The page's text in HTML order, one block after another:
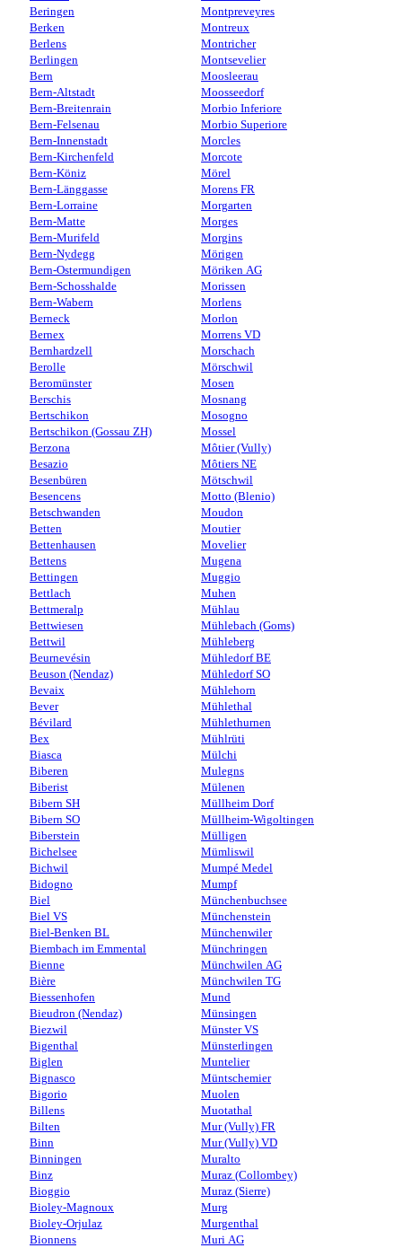
Beringen
Berken
Berlens
Berlingen
Bern
Bern-Altstadt
Bern-Breitenrain
Bern-Felsenau
Bern-Innenstadt
Bern-Kirchenfeld
Bern-Köniz
Bern-Länggasse
Bern-Lorraine
Bern-Matte
Bern-Murifeld
Bern-Nydegg
Bern-Ostermundigen
Bern-Schosshalde
Bern-Wabern
Berneck
Bernex
Bernhardzell
Berolle
Beromünster
Berschis
Bertschikon
Bertschikon (Gossau ZH)
Berzona
Besazio
Besenbüren
Besencens
Betschwanden
Betten
Bettenhausen
Bettens
Bettingen
Bettlach
Bettmeralp
Bettwiesen
Bettwil
Beurnevésin
Beuson (Nendaz)
Bevaix
Bever
Bévilard
Bex
Biasca
Biberen
Biberist
Bibern SH
Bibern SO
Biberstein
Bichelsee
Bichwil
Bidogno
Biel
Biel VS
Biel-Benken BL
Biembach im Emmental
Bienne
Bière
Biessenhofen
Bieudron (Nendaz)
Biezwil
Bigenthal
Biglen
Bignasco
Bigorio
Billens
Bilten
Binn
Binningen
Binz
Bioggio
Bioley-Magnoux
Bioley-Orjulaz
Bionnens
Montpreveyres
Montreux
Montricher
Montsevelier
Moosleerau
Moosseedorf
Morbio Inferiore
Morbio Superiore
Morcles
Morcote
Mörel
Morens FR
Morgarten
Morges
Morgins
Mörigen
Möriken AG
Morissen
Morlens
Morlon
Morrens VD
Morschach
Mörschwil
Mosen
Mosnang
Mosogno
Mossel
Môtier (Vully)
Môtiers NE
Mötschwil
Motto (Blenio)
Moudon
Moutier
Movelier
Mugena
Muggio
Muhen
Mühlau
Mühlebach (Goms)
Mühleberg
Mühledorf BE
Mühledorf SO
Mühlehorn
Mühlethal
Mühlethurnen
Mühlrüti
Mülchi
Mulegns
Mülenen
Müllheim Dorf
Müllheim-Wigoltingen
Mülligen
Mümliswil
Mumpé Medel
Mumpf
Münchenbuchsee
Münchenstein
Münchenwiler
Münchringen
Münchwilen AG
Münchwilen TG
Mund
Münsingen
Münster VS
Münsterlingen
Muntelier
Müntschemier
Muolen
Muotathal
Mur (Vully) FR
Mur (Vully) VD
Muralto
Muraz (Collombey)
Muraz (Sierre)
Murg
Murgenthal
Muri AG